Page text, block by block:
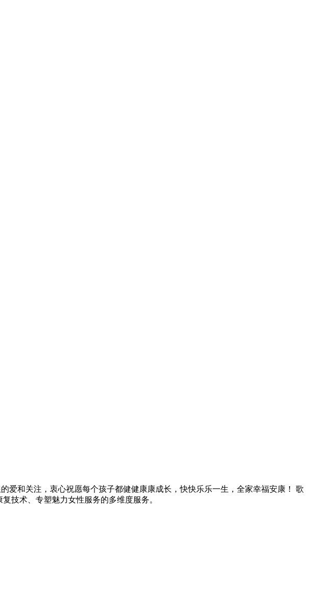
爱和关注，衷心祝愿每个孩子都健健康康成长，快快乐乐一生，全家幸福安康！ 歌
技术、专塑魅力女性服务的多维度服务。